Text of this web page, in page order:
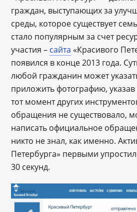
граждан, выступающих за
среды, которое существует
стало популярным за счет
участия – сайта «Красивого
появился в конце 2013 года.
любой гражданин может
приложить фотографию,
тот момент других
обращения не существовало,
написать официальное
никто не знал, как именно.
Петербурга» первыми
30 секунд.